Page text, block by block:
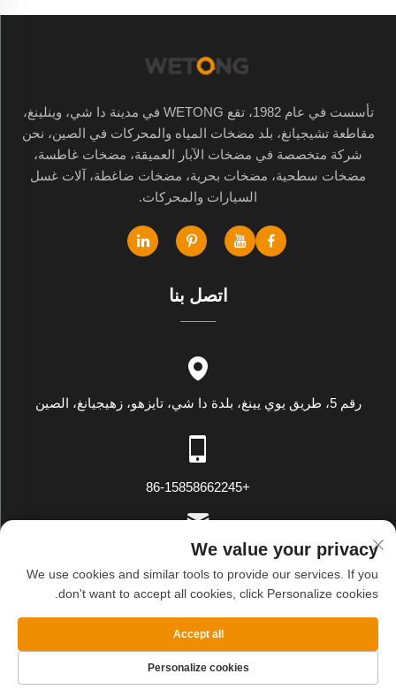
تأسست في عام 1982، تقع WETONG في مدينة دا شي، وينلينغ،
مقاطعة تشيجيانغ، بلد مضخات المياه والمحركات في الصين، نحن
شركة متخصصة في مضخات الآبار العميقة، مضخات غاطسة،
مضخات سطحية، مضخات بحرية، مضخات ضاغطة، آلات غسل
السيارات والمحركات.
اتصل بنا
رقم 5، طريق يوي يينغ، بلدة دا شي، تايزهو، زهيجيانغ، الصين
+86-15858662245
[email protected]
حقوق النسخ محفوظة © شركة وينلينغ وي يينغ للتصدير والاستيراد
المحدودة. جميع الحقوق محفوظةسياسة الخصوصية
We value your privacy
We use cookies and similar tools to provide our services. If you
don't want to accept all cookies, click Personalize cookies.
Personalize cookies
Accept all